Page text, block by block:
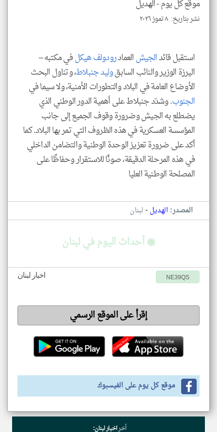
موقع كل يوم -الهديل
نشر بتاريخ: ٨ تموز ٢٠٢٦
استقبل قائدالجيشالعمادرودولف هيكلفي مكتبه –
اليرزة الوزير والنائب السابقوليد جنبلاط، وتناول البحث
الأوضاع العامة في البلاد والتطورات الأمنية، ولا سيما في
الجنوب. وشدّد جنبلاط على أهمية الدور الوطني الذي
يضطلع به الجيش وضرورة وقوف الجميع إلى جانب
المؤسسة العسكرية في هذه الظروف التي تمر بها البلاد. كما
أكد على ضرورة تعزيز الوحدة الوطنية والتضامن الداخلي
في هذه المرحلة الدقيقة، صونًا للاستقرار وحفاظًا على
المصلحة الوطنية العليا
المصدر: الهديل-لبنان
◉ أحداث اليوم في لبنان
اخبار لبنان NE39QS
إقرأ على الموقع الرسمي
موقع كل يوم على الفيسبوك
أخراخبار لبنان: